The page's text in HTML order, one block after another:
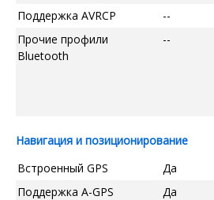
Поддержка AVRCP
--
Прочие профили
Bluetooth
--
Навигация и позиционирование
Встроенный GPS
Да
Поддержка A-GPS
Да